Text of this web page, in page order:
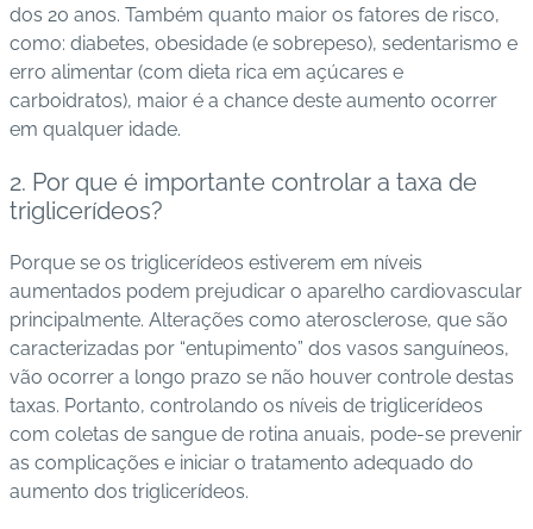
dos 20 anos. Também quanto maior os fatores de risco,
como: diabetes, obesidade (e sobrepeso), sedentarismo e
erro alimentar (com dieta rica em açúcares e
carboidratos), maior é a chance deste aumento ocorrer
em qualquer idade.
2. Por que é importante controlar a taxa de
triglicerídeos?
Porque se os triglicerídeos estiverem em níveis
aumentados podem prejudicar o aparelho cardiovascular
principalmente. Alterações como aterosclerose, que são
caracterizadas por “entupimento” dos vasos sanguíneos,
vão ocorrer a longo prazo se não houver controle destas
taxas. Portanto, controlando os níveis de triglicerídeos
com coletas de sangue de rotina anuais, pode-se prevenir
as complicações e iniciar o tratamento adequado do
aumento dos triglicerídeos.